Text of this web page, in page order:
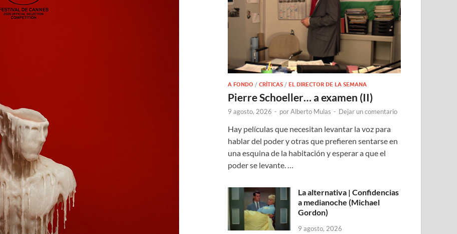
A FONDO /CRÍTICAS /EL DIRECTOR DE LA SEMANA
Pierre Schoeller… a examen (II)
9 agosto, 2026 - porAlberto Mulas - Dejar un comentario
Hay películas que necesitan levantar la voz para
hablar del poder y otras que prefieren sentarse en
una esquina de la habitación y esperar a que el
poder se levante. …
La alternativa | Confidencias
a medianoche (Michael
Gordon)
9 agosto, 2026